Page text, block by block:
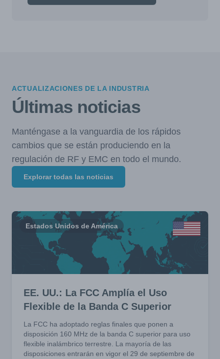
ACTUALIZACIONES DE LA INDUSTRIA
Últimas noticias
Manténgase a la vanguardia de los rápidos
cambios que se están produciendo en la
regulación de RF y EMC en todo el mundo.
Explorar todas las noticias
Estados Unidos de América
EE. UU.: La FCC Amplía el Uso
Flexible de la Banda C Superior
La FCC ha adoptado reglas finales que ponen a
disposición 160 MHz de la banda C superior para uso
flexible inalámbrico terrestre. La mayoría de las
disposiciones entrarán en vigor el 29 de septiembre de